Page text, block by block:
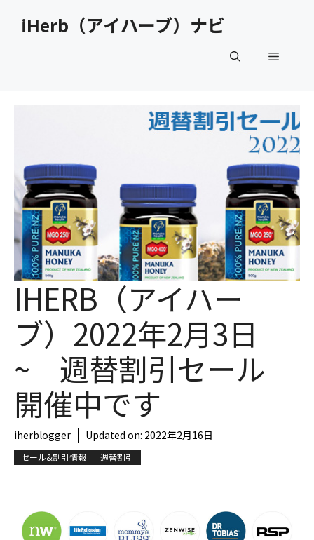
iHerb（アイハーブ）ナビ
メ
ュ
ー
IHERB（アイハー
ブ）2022年2月3日
~ 週替割引セール
開催中です
iherblogger Updated on: 2022年2月16日
セール&割引情報 週替割引